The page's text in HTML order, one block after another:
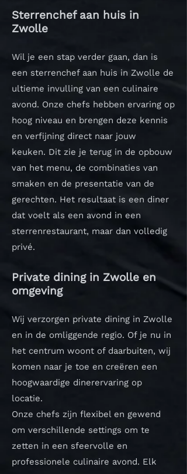
Sterrenchef aan huis in
Zwolle
Wil je een stap verder gaan, dan is
een sterrenchef aan huis in Zwolle de
ultieme invulling van een culinaire
avond. Onze chefs hebben ervaring op
hoog niveau en brengen deze kennis
en verfijning direct naar jouw
keuken. Dit zie je terug in de opbouw
van het menu, de combinaties van
smaken en de presentatie van de
gerechten. Het resultaat is een diner
dat voelt als een avond in een
sterrenrestaurant, maar dan volledig
privé.
Private dining in Zwolle en
omgeving
Wij verzorgen private dining in Zwolle
en in de omliggende regio. Of je nu in
het centrum woont of daarbuiten, wij
komen naar je toe en creëren een
hoogwaardige dinerervaring op
locatie.
Onze chefs zijn flexibel en gewend
om verschillende settings om te
zetten in een sfeervolle en
professionele culinaire avond. Elk